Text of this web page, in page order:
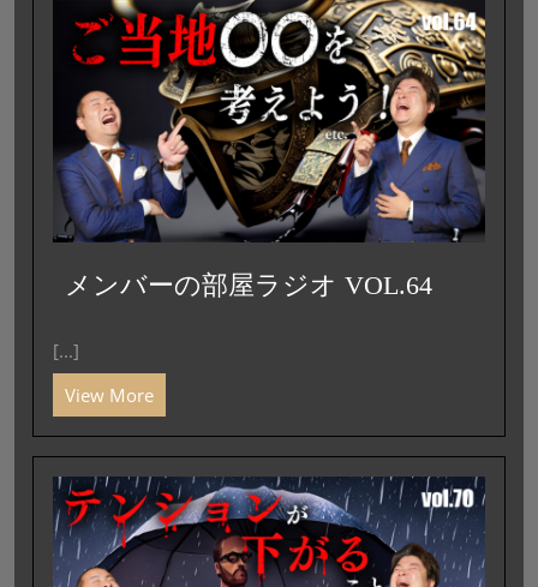
メンバーの部屋ラジオ VOL.64
[...]
View More